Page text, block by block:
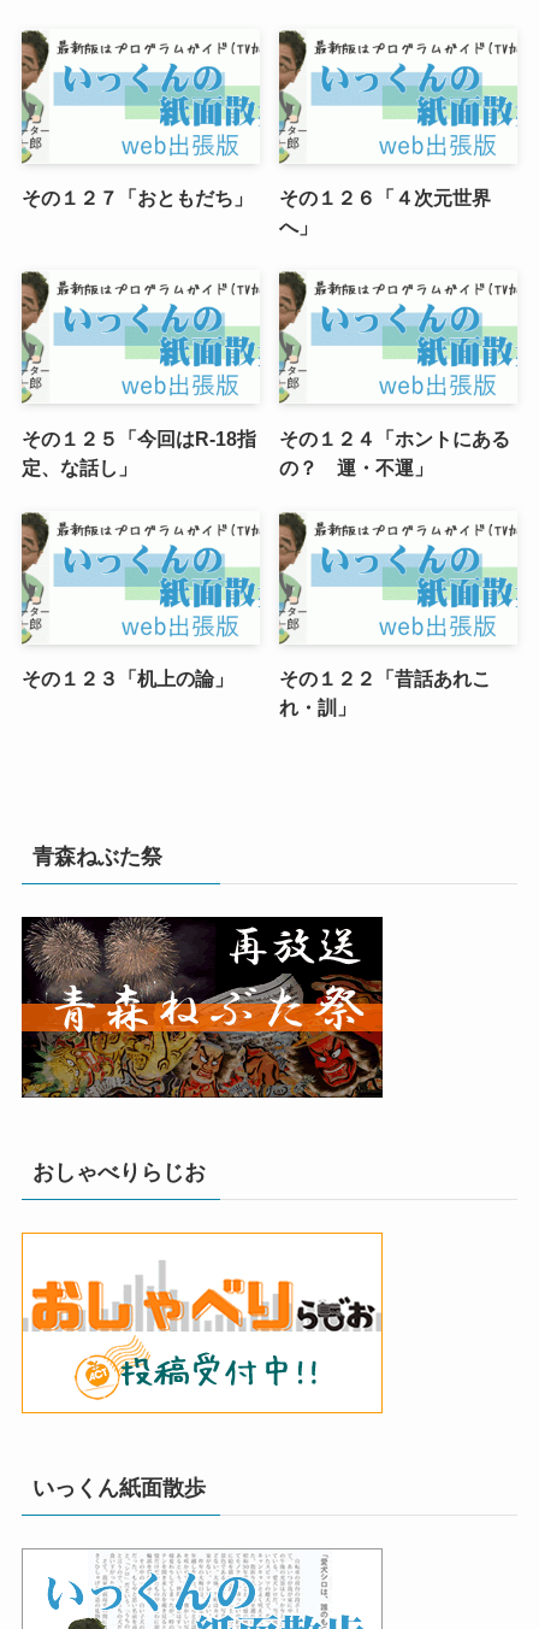
その１２７「おともだち」
その１２６「４次元世界
へ」
その１２５「今回はR-18指
定、な話し」
その１２４「ホントにある
の？ 運・不運」
その１２３「机上の論」
その１２２「昔話あれこ
れ・訓」
青森ねぶた祭
おしゃべりらじお
いっくん紙面散歩